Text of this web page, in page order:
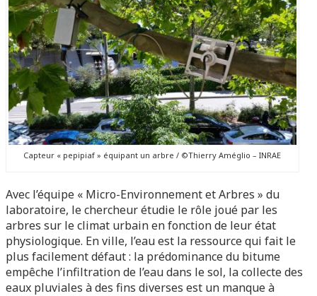
Capteur « pepipiaf » équipant un arbre / ©Thierry Améglio – INRAE
Avec l’équipe « Micro-Environnement et Arbres » du
laboratoire, le chercheur étudie le rôle joué par les
arbres sur le climat urbain en fonction de leur état
physiologique. En ville, l’eau est la ressource qui fait le
plus facilement défaut : la prédominance du bitume
empêche l’infiltration de l’eau dans le sol, la collecte des
eaux pluviales à des fins diverses est un manque à